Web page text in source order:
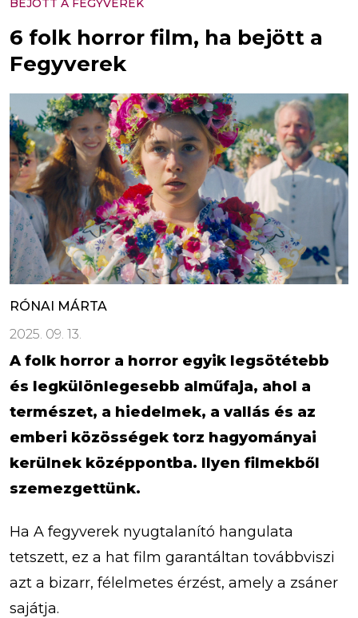
BEJÖTT A FEGYVEREK
6 folk horror film, ha bejött a
Fegyverek
RÓNAI MÁRTA
2025. 09. 13.
A folk horror a horror egyik legsötétebb
és legkülönlegesebb alműfaja, ahol a
természet, a hiedelmek, a vallás és az
emberi közösségek torz hagyományai
kerülnek középpontba. Ilyen filmekből
szemezgettünk.
Ha A fegyverek nyugtalanító hangulata
tetszett, ez a hat film garantáltan továbbviszi
azt a bizarr, félelmetes érzést, amely a zsáner
sajátja.